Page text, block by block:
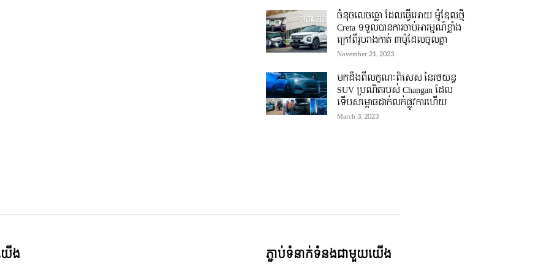
ចំនុចលេចធ្លោ ដែលធ្វើអោយ ម៉ូឌែលថ្មី
Creta ទទួលបានការចាប់អារម្មណ៍ខ្លាំង
ក្រៅពីរូបរាងកាត់ ៣ម៉ូដែលចូលគ្នា
November 21, 2023
មកដឹងពីលក្ខណៈពិសេស នៃរថយន្ត
SUV ប្រណិតរបស់ Changan ដែល
ទើបសម្ភោធដាក់លក់ផ្លូវការហើយ
March 3, 2023
ើង ភ្ជាប់ទំនាក់ទំនងជាមួយយើង